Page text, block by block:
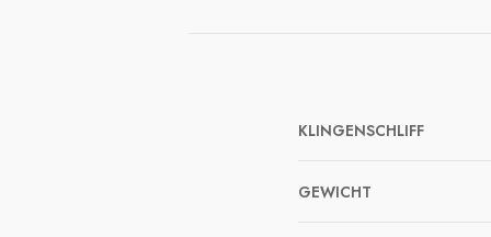
KLINGENSCHLIFF
GEWICHT